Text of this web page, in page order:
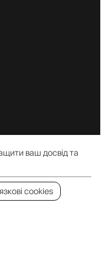
ваш досвід та
cookies